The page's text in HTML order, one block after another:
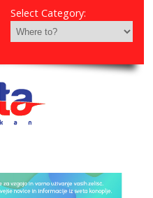
Select Category: